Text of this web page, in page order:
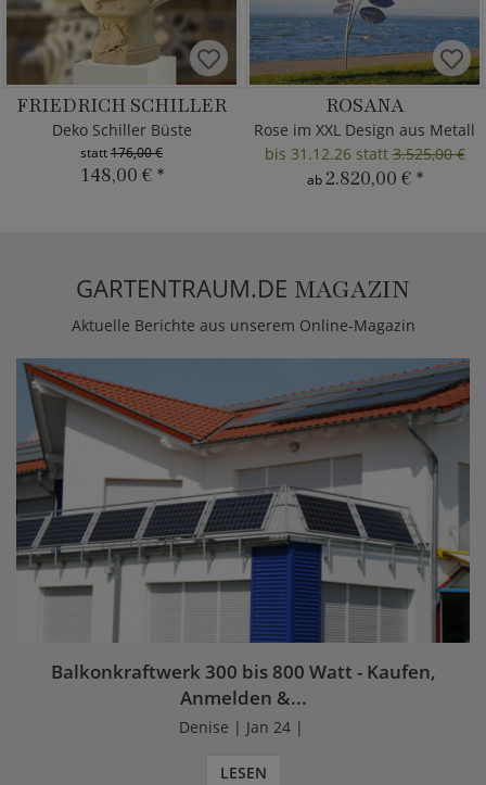
FRIEDRICH SCHILLER
Deko Schiller Büste
statt176,00 €
148,00 € *
ROSANA
Rose im XXL Design aus Metall
bis 31.12.26 statt3.525,00 €
ab2.820,00 € *
GARTENTRAUM.DE MAGAZIN
Aktuelle Berichte aus unserem Online-Magazin
Balkonkraftwerk 300 bis 800 Watt - Kaufen,
Anmelden &...
Denise | Jan 24 |
LESEN